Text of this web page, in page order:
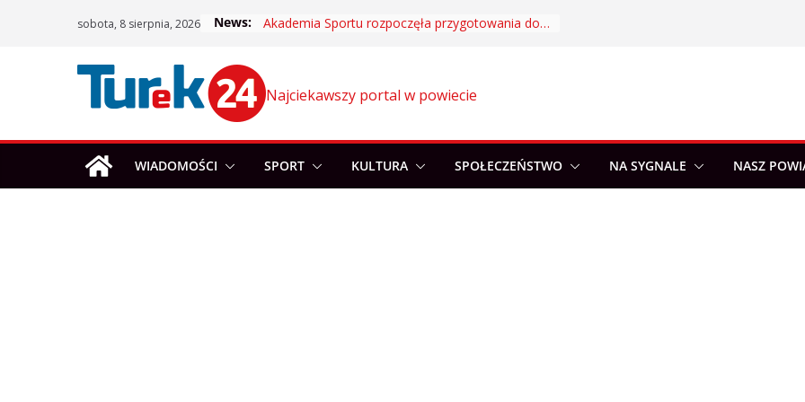
sobota, 8 sierpnia, 2026 News: Akademia Sportu rozpoczęła przygotowania do nowego sezonu
Najciekawszy portal w powiecie
WIADOMOŚCI SPORT KULTURA SPOŁECZEŃSTWO NA SYGNALE NASZ